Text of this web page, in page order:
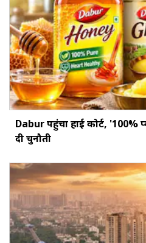
Dabur पहुंचा हाई कोर्ट, '100%
दी चुनौती